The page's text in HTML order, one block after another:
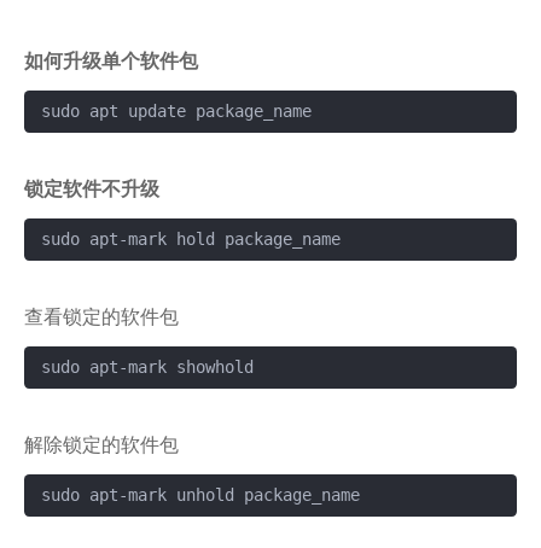
如何升级单个软件包
sudo apt update package_name
锁定软件不升级
sudo apt-mark hold package_name
查看锁定的软件包
sudo apt-mark showhold
解除锁定的软件包
sudo apt-mark unhold package_name